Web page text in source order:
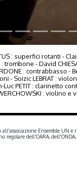
: superfici rotanti -
: trombone - David
: contrabbasso -
- Soizic LEBRAT :
Luc PETIT : clarinetto
: violino e
Ensemble UN
regolare dell'OARA, dell'ONDA,